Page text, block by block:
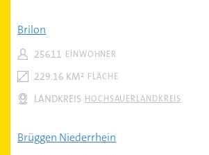
Brilon
EINWOHNER
25611
FLÄCHE
229.16 KM²
HOCHSAUERLANDKREIS
LANDKREIS
Brüggen Niederrhein